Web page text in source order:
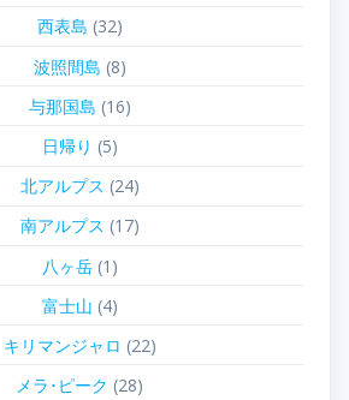
西表島 (32)
波照間島 (8)
与那国島 (16)
日帰り (5)
北アルプス (24)
南アルプス (17)
八ヶ岳(1)
富士山 (4)
キリマンジャロ (22)
メラ･ピーク (28)